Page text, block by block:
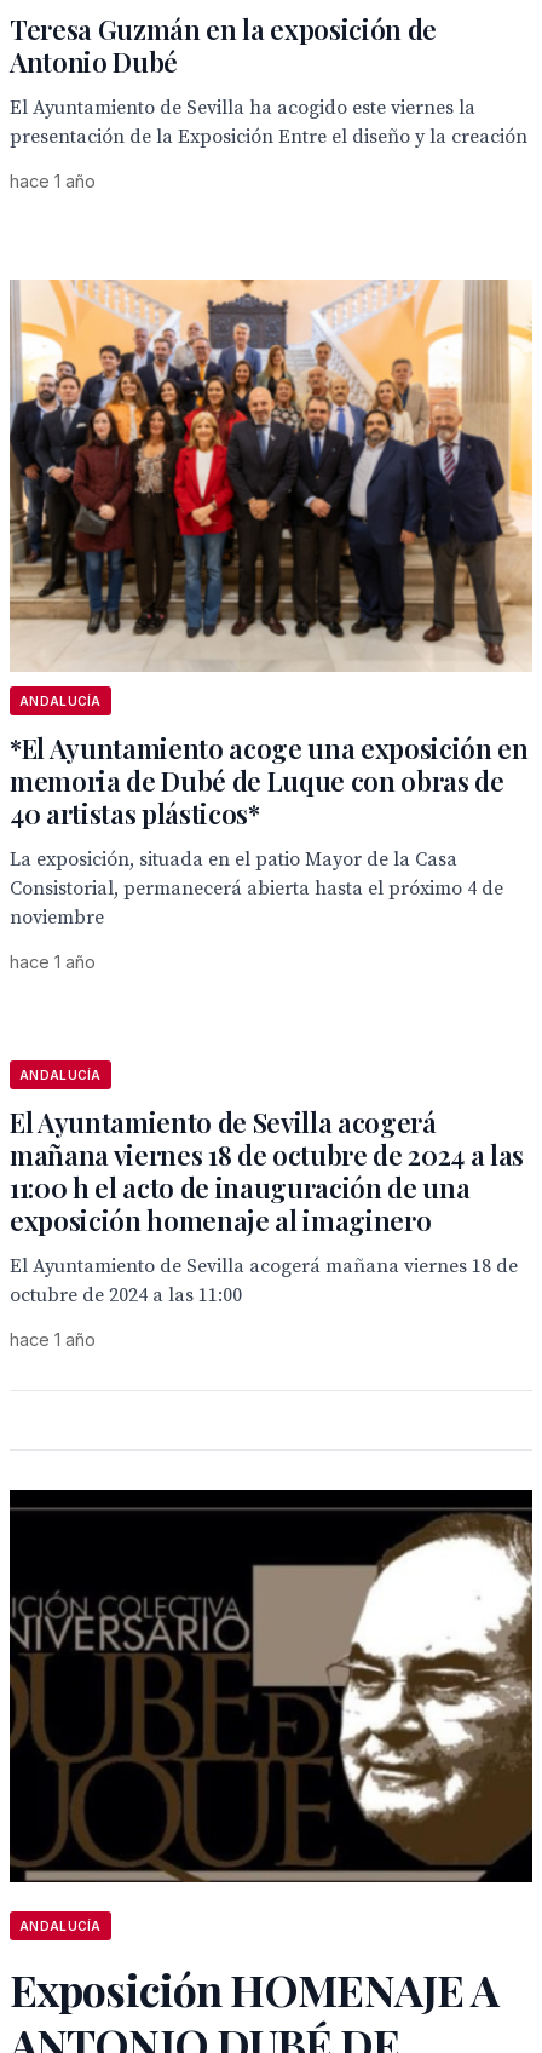
Teresa Guzmán en la exposición de
Antonio Dubé
El Ayuntamiento de Sevilla ha acogido este viernes la
presentación de la Exposición Entre el diseño y la creación
hace 1 año
ANDALUCÍA
*El Ayuntamiento acoge una exposición en
memoria de Dubé de Luque con obras de
40 artistas plásticos*
La exposición, situada en el patio Mayor de la Casa
Consistorial, permanecerá abierta hasta el próximo 4 de
noviembre
hace 1 año
ANDALUCÍA
El Ayuntamiento de Sevilla acogerá
mañana viernes 18 de octubre de 2024 a las
11:00 h el acto de inauguración de una
exposición homenaje al imaginero
El Ayuntamiento de Sevilla acogerá mañana viernes 18 de
octubre de 2024 a las 11:00
hace 1 año
ANDALUCÍA
Exposición HOMENAJE A